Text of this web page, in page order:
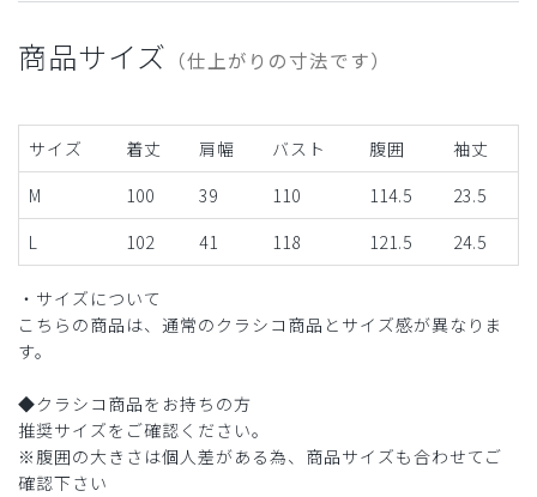
商品サイズ （仕上がりの寸法です）
サイズ 着丈 肩幅 バスト 腹囲
袖丈
M
100 39 110 114.5
23.5
L
102 41 118 121.5 24.5
・サイズについて
こちらの商品は、通常のクラシコ商品とサイズ感が異なりま
す。
◆クラシコ商品をお持ちの方
推奨サイズをご確認ください。
※腹囲の大きさは個人差がある為、商品サイズも合わせてご
確認下さい